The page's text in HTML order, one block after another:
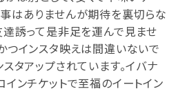
はありませんが期待を裏切らな
達誘って是非足を運んで見ませ
つインスタ映えは間違いないで
タアップされています。イバナ
ンチケットで至福のイートイン